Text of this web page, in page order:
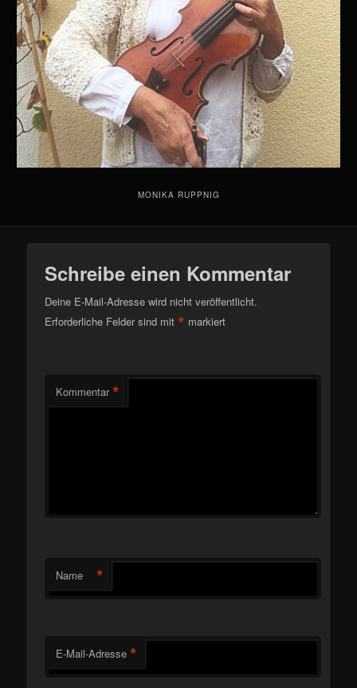
MONIKA RUPPNIG
Schreibe einen Kommentar
Deine E-Mail-Adresse wird nicht veröffentlicht.
Erforderliche Felder sind mit* markiert
Kommentar *
Name *
E-Mail-Adresse *